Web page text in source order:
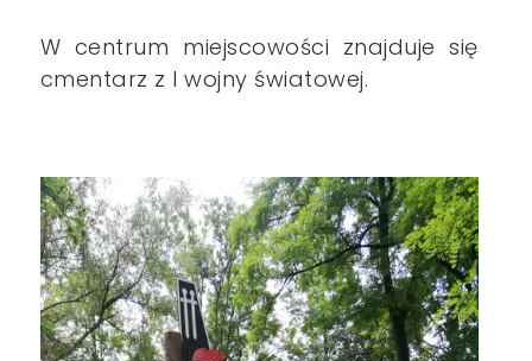
W centrum miejscowości znajduje się
cmentarz z I wojny światowej.